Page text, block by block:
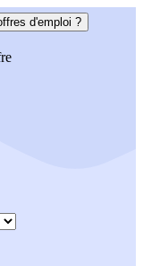
d'emploi ?